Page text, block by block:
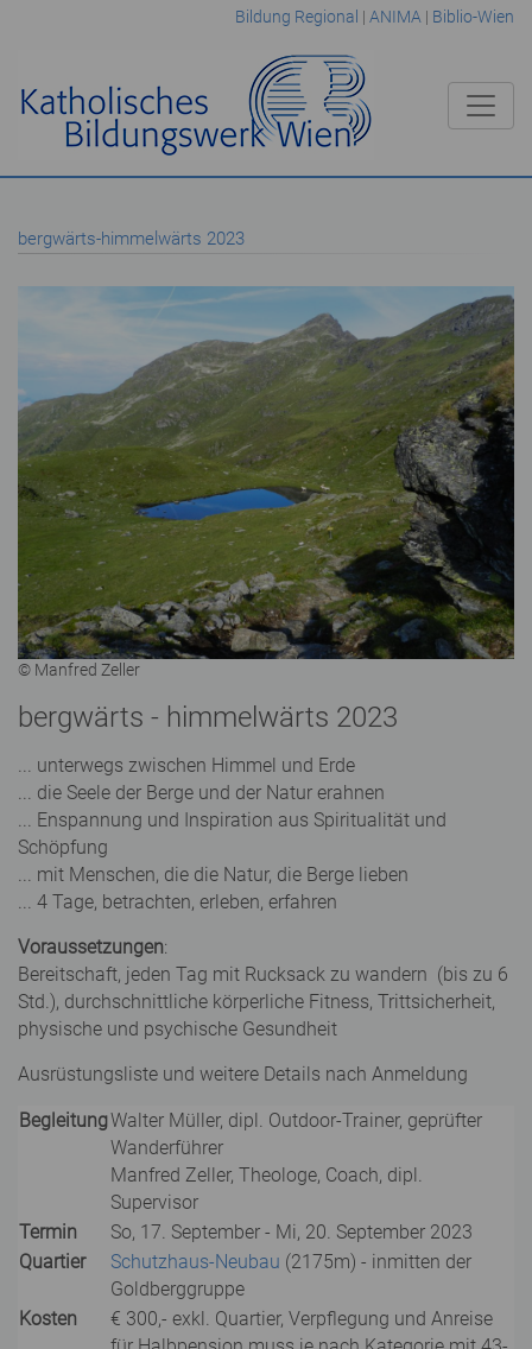
Bildung Regional | ANIMA | Biblio-Wien
bergwärts-himmelwärts 2023
© Manfred Zeller
bergwärts - himmelwärts 2023
... unterwegs zwischen Himmel und Erde
... die Seele der Berge und der Natur erahnen
... Enspannung und Inspiration aus Spiritualität und
Schöpfung
... mit Menschen, die die Natur, die Berge lieben
... 4 Tage, betrachten, erleben, erfahren
Voraussetzungen:
Bereitschaft, jeden Tag mit Rucksack zu wandern (bis zu 6
Std.), durchschnittliche körperliche Fitness, Trittsicherheit,
physische und psychische Gesundheit
Ausrüstungsliste und weitere Details nach Anmeldung
BegleitungWalter Müller, dipl. Outdoor-Trainer, geprüfter
Wanderführer
Manfred Zeller, Theologe, Coach, dipl.
Supervisor
Termin
So, 17. September - Mi, 20. September 2023
Quartier
Schutzhaus-Neubau (2175m) - inmitten der
Goldberggruppe
Kosten
€ 300,- exkl. Quartier, Verpflegung und Anreise